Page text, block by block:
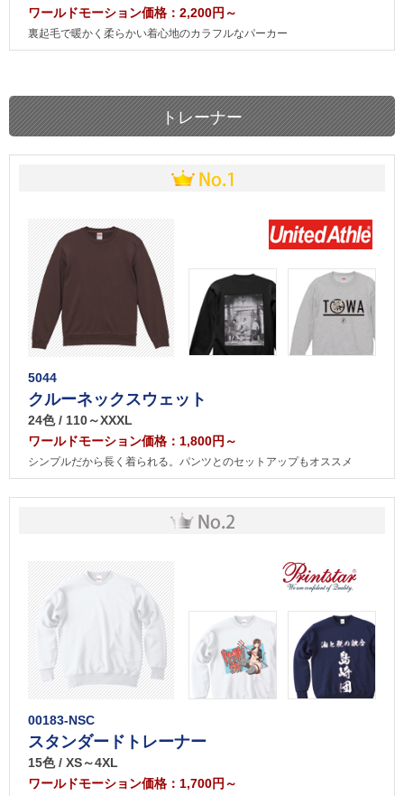
ワールドモーション価格：2,200円～
裏起毛で暖かく柔らかい着心地のカラフルなパーカー
トレーナー
5044
クルーネックスウェット
24色 / 110～XXXL
ワールドモーション価格：1,800円～
シンプルだから長く着られる。パンツとのセットアップもオススメ
00183-NSC
スタンダードトレーナー
15色 / XS～4XL
ワールドモーション価格：1,700円～